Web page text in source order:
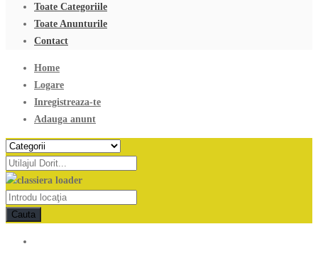
Toate Categoriile
Toate Anunturile
Contact
Home
Logare
Inregistreaza-te
Adauga anunt
Cauta